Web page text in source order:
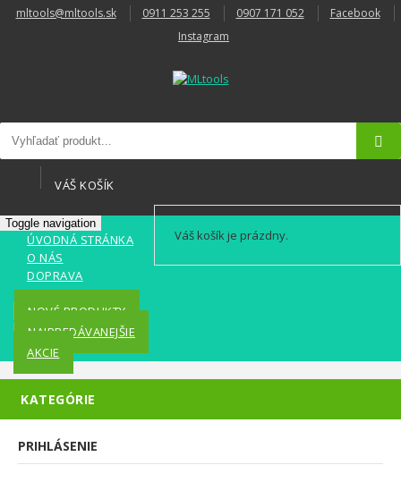
mltools@mltools.sk 0911 253 255 0907 171 052
Facebook
Instagram
VÁŠ KOŠÍK
Váš košík je prázdny.
Toggle navigation
ÚVODNÁ STRÁNKA
O NÁS
DOPRAVA
KONTAKT
NOVÉ PRODUKTY
NAJPREDÁVANEJŠIE
AKCIE
KATEGÓRIE
PRIHLÁSENIE